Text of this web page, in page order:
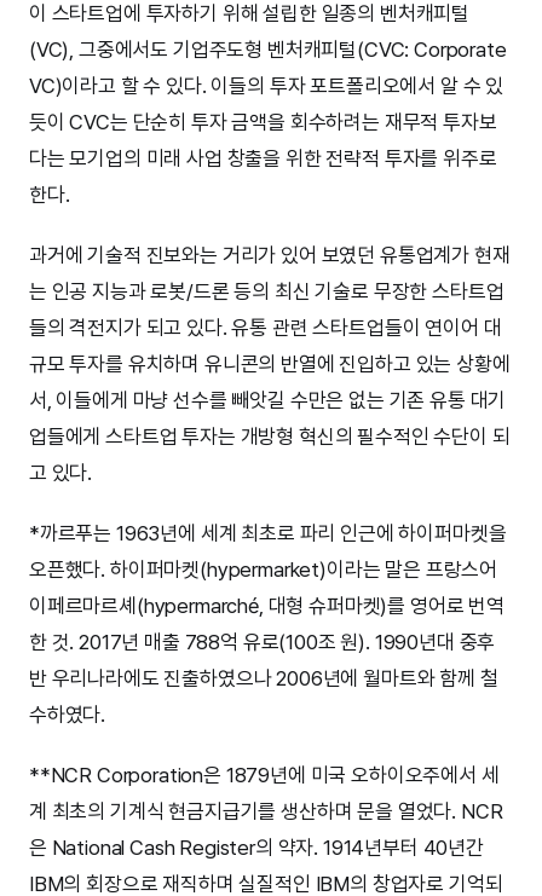
이 스타트업에 투자하기 위해 설립한 일종의 벤처캐피털
(VC), 그중에서도 기업주도형 벤처캐피털(CVC: Corporate
VC)이라고 할 수 있다. 이들의 투자 포트폴리오에서 알 수 있
듯이 CVC는 단순히 투자 금액을 회수하려는 재무적 투자보
다는 모기업의 미래 사업 창출을 위한 전략적 투자를 위주로
한다.
과거에 기술적 진보와는 거리가 있어 보였던 유통업계가 현재
는 인공 지능과 로봇/드론 등의 최신 기술로 무장한 스타트업
들의 격전지가 되고 있다. 유통 관련 스타트업들이 연이어 대
규모 투자를 유치하며 유니콘의 반열에 진입하고 있는 상황에
서, 이들에게 마냥 선수를 빼앗길 수만은 없는 기존 유통 대기
업들에게 스타트업 투자는 개방형 혁신의 필수적인 수단이 되
고 있다.
*까르푸는 1963년에 세계 최초로 파리 인근에 하이퍼마켓을
오픈했다. 하이퍼마켓(hypermarket)이라는 말은 프랑스어
이페르마르셰(hypermarché, 대형 슈퍼마켓)를 영어로 번역
한 것. 2017년 매출 788억 유로(100조 원). 1990년대 중후
반 우리나라에도 진출하였으나 2006년에 월마트와 함께 철
수하였다.
**NCR Corporation은 1879년에 미국 오하이오주에서 세
계 최초의 기계식 현금지급기를 생산하며 문을 열었다. NCR
은 National Cash Register의 약자. 1914년부터 40년간
IBM의 회장으로 재직하며 실질적인 IBM의 창업자로 기억되